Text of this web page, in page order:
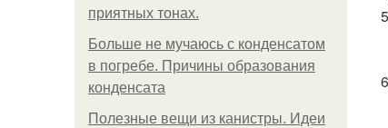
приятных тонах.
Больше не мучаюсь с конденсатом
в погребе. Причины образования
конденсата
Полезные вещи из канистры. Идеи